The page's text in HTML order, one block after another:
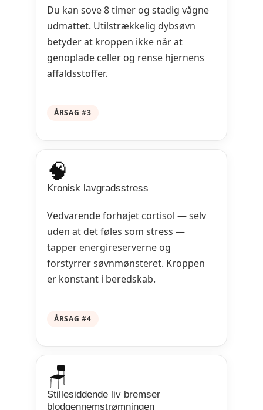
Du kan sove 8 timer og stadig vågne
udmattet. Utilstrækkelig dybsøvn
betyder at kroppen ikke når at
genoplade celler og rense hjernens
affaldsstoffer.
ÅRSAG #3
🧠
Kronisk lavgradsstress
Vedvarende forhøjet cortisol — selv
uden at det føles som stress —
tapper energireserverne og
forstyrrer søvnmønsteret. Kroppen
er konstant i beredskab.
ÅRSAG #4
🪑
Stillesiddende liv bremser
blodgennemstrømningen